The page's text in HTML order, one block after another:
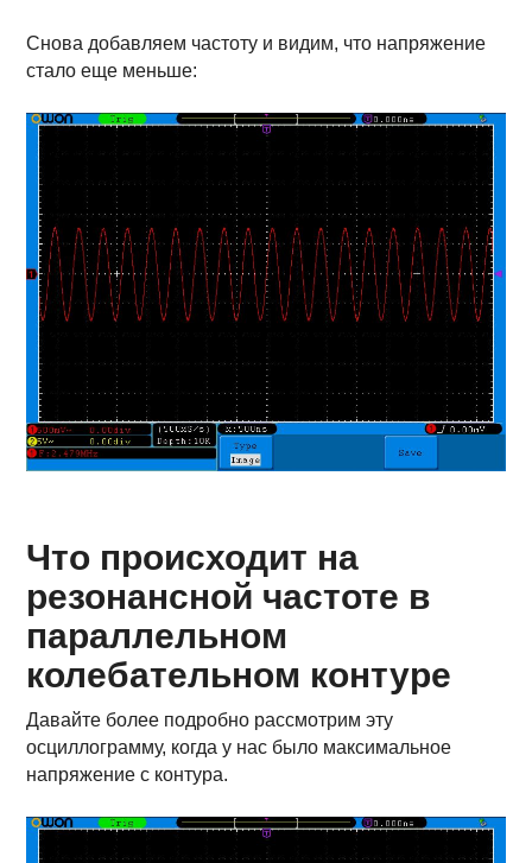
Снова добавляем частоту и видим, что напряжение
стало еще меньше:
Что происходит на
резонансной частоте в
параллельном
колебательном контуре
Давайте более подробно рассмотрим эту
осциллограмму, когда у нас было максимальное
напряжение с контура.